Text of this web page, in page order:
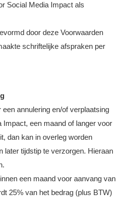
Social Media Impact als
door deze Voorwaarden
schriftelijke afspraken per
annulering en/of verplaatsing
Impact, een maand of langer voor
dan kan in overleg worden
later tijdstip te verzorgen. Hieraan
een maand voor aanvang van
25% van het bedrag (plus BTW)